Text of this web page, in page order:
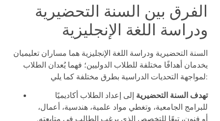
الفرق بين السنة التحضيرية
ودراسة اللغة الإنجليزية
السنة التحضيرية ودراسة اللغة الإنجليزية هما مساران تعليميان
يخدمان أهدافًا مختلفة للطلاب الدوليين؛ فهما يُعدان الطلاب
لمواجهة التحديات الدراسية بطرق مختلفة كما يلي:
تهدف السنة التحضيرية إلى إعداد الطلاب أكاديميًا
للبرامج الجامعية، وتغطي مواد علمية، هندسية، أعمال،